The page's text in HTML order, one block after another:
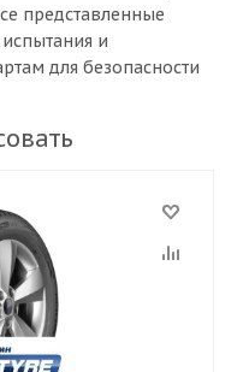
представленные
и
для безопасности